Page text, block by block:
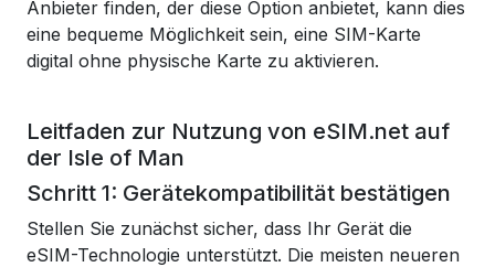
Anbieter finden, der diese Option anbietet, kann dies
eine bequeme Möglichkeit sein, eine SIM-Karte
digital ohne physische Karte zu aktivieren.
Leitfaden zur Nutzung von eSIM.net auf
der Isle of Man
Schritt 1: Gerätekompatibilität bestätigen
Stellen Sie zunächst sicher, dass Ihr Gerät die
eSIM-Technologie unterstützt. Die meisten neueren